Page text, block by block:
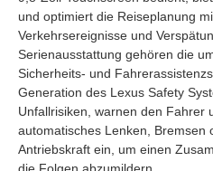
und optimiert die Reiseplanung
Verkehrsereignisse und
Serienausstattung gehören die
Sicherheits- und
Generation des Lexus Safety
Unfallrisiken, warnen den Fahrer
automatisches Lenken, Bremsen
Antriebskraft ein, um einen
die Folgen abzumildern.